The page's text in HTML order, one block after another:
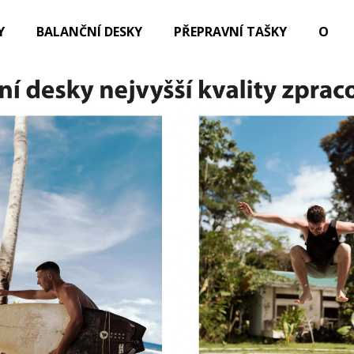
BALANČNÍ DESKY PŘEPRAVNÍ TAŠKY
Co potřebujete najít?
HLEDAT
Doporučujeme